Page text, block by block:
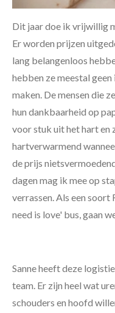
Dit jaar doe ik vrijwillig
Er worden prijzen
lang belangenloos
hebben ze meestal
maken. De mensen die
hun dankbaarheid op
voor stuk uit het hart en
hartverwarmend
de prijs
dagen mag ik mee op
verrassen. Als een
need is love' bus, gaan
Sanne heeft deze
team. Er zijn heel wat
schouders en hoofd